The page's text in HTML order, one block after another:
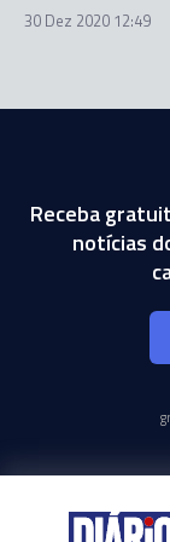
30 Dez 2020 12:49
Receba
notícias